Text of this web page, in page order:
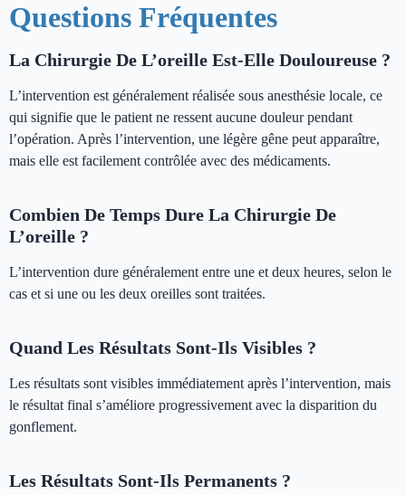
Questions Fréquentes
La Chirurgie De L’oreille Est-Elle Douloureuse ?
L’intervention est généralement réalisée sous anesthésie locale, ce
qui signifie que le patient ne ressent aucune douleur pendant
l’opération. Après l’intervention, une légère gêne peut apparaître,
mais elle est facilement contrôlée avec des médicaments.
Combien De Temps Dure La Chirurgie De
L’oreille ?
L’intervention dure généralement entre une et deux heures, selon le
cas et si une ou les deux oreilles sont traitées.
Quand Les Résultats Sont-Ils Visibles ?
Les résultats sont visibles immédiatement après l’intervention, mais
le résultat final s’améliore progressivement avec la disparition du
gonflement.
Les Résultats Sont-Ils Permanents ?